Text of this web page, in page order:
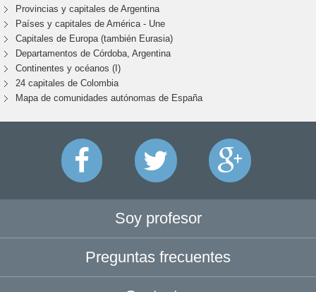
Provincias y capitales de Argentina
Países y capitales de América - Une
Capitales de Europa (también Eurasia)
Departamentos de Córdoba, Argentina
Continentes y océanos (I)
24 capitales de Colombia
Mapa de comunidades autónomas de España
Soy profesor
Preguntas frecuentes